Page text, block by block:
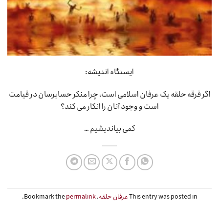
ایستگاه اندیشه:
اگر فرقه حلقه یک عرفان اسلامی است، چرا منکر حسابرسان در قیامت
است و وجود آنان را انکار می کند؟
کمی بیاندیشیم …
This entry was posted inعرفان حلقه. Bookmark the
permalink
.